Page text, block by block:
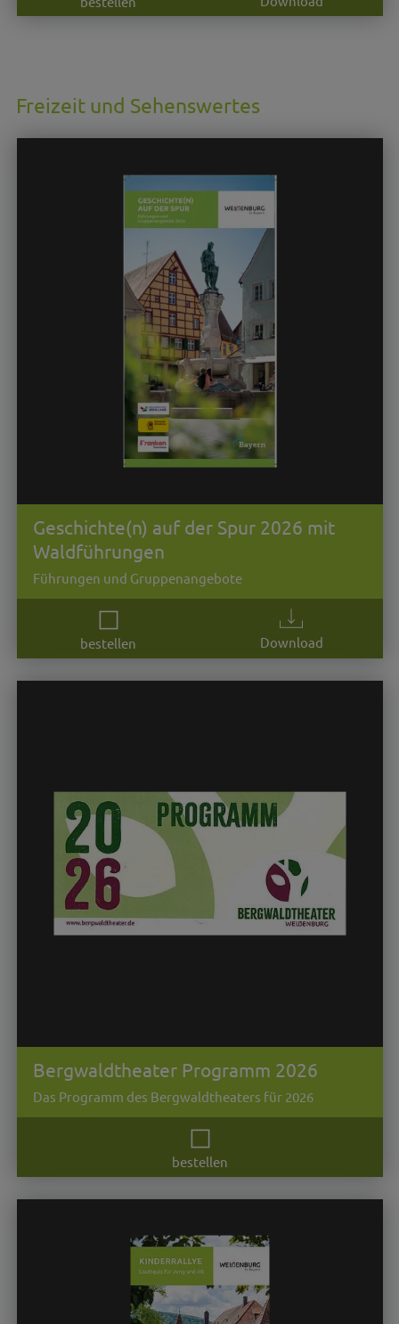
Freizeit und Sehenswertes
Geschichte(n) auf der Spur 2026 mit
Waldführungen
Führungen und Gruppenangebote
bestellen Download
Bergwaldtheater Programm 2026
Das Programm des Bergwaldtheaters für 2026
bestellen